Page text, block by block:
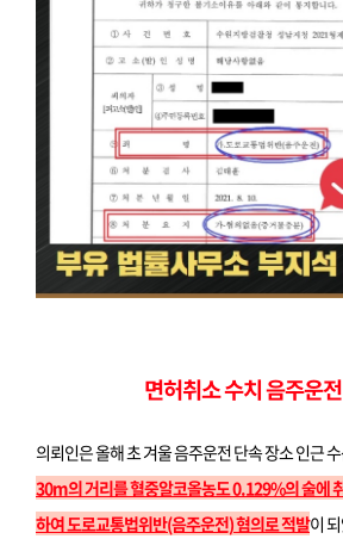
면허취소 수치 음주운
의뢰인은 올해 초 겨울 음주운전 단속 장소 인근
30m의 거리를 혈중알코올농도 0.129%의 술에
하여 도로교통법위반(음주운전) 혐의로 적발이